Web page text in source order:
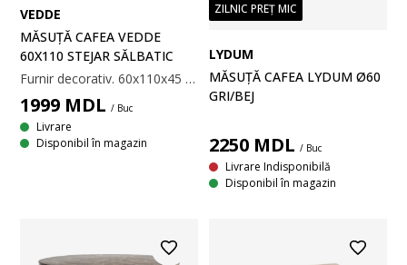
VEDDE
MĂSUȚĂ CAFEA VEDDE
60X110 STEJAR SĂLBATIC
Furnir decorativ. 60x110x45 cm
1999 MDL / Buc
Livrare
Disponibil în magazin
ZILNIC PREȚ MIC
LYDUM
MĂSUȚĂ CAFEA LYDUM Ø60
GRI/BEJ
2250 MDL / Buc
Livrare Indisponibilă
Disponibil în magazin